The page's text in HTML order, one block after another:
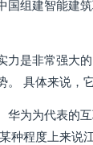
国组建智能建
力是非常强大
。 具体来说，
华为为代表的
种程度上来说